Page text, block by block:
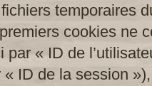
temporaires
cookies ne
par « ID de
ID de la session